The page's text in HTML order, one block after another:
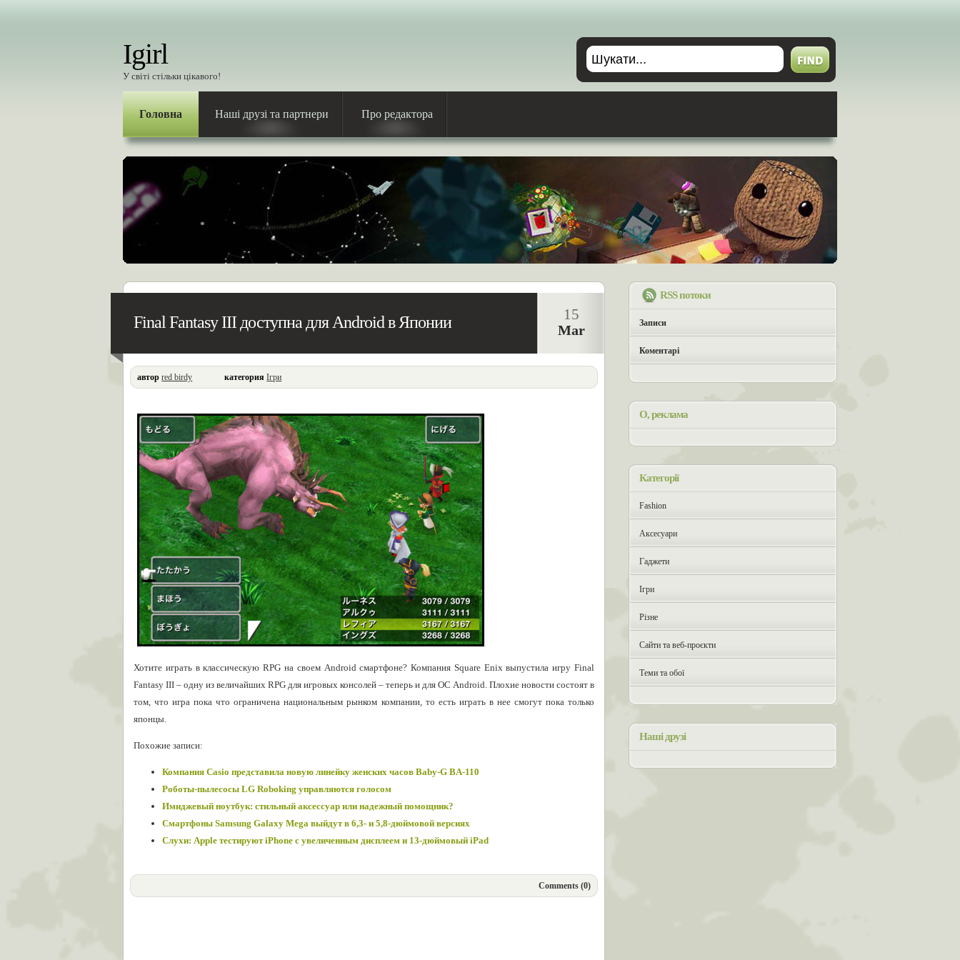
Igirl
У світі стільки цікавого!
Головна Наші друзі та партнери Про редактора
Final Fantasy III доступна для Android в Японии 15
Mar
автор red birdy категория Ігри
Хотите играть в классическую RPG на своем Android смартфоне? Компания Square Enix выпустила игру Final
Fantasy III – одну из величайших RPG для игровых консолей – теперь и для ОС Android. Плохие новости состоят в
том, что игра пока что ограничена национальным рынком компании, то есть играть в нее смогут пока только
японцы.
Похожие записи:
Компания Casio представила новую линейку женских часов Baby-G BA-110
Роботы-пылесосы LG Roboking управляются голосом
Имиджевый ноутбук: стильный аксессуар или надежный помощник?
Смартфоны Samsung Galaxy Mega выйдут в 6,3- и 5,8-дюймовой версиях
Слухи: Apple тестируют iPhone с увеличенным дисплеем и 13-дюймовый iPad
Comments (0)
RSS потоки
Записи
Коментарі
О, реклама
Категорії
Fashion
Аксесуари
Гаджети
Ігри
Різне
Сайти та веб-проєкти
Теми та обої
Наші друзі